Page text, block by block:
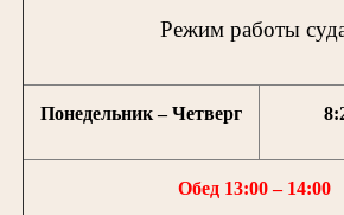
Режим работы
Понедельник – Четверг
Обед 13:00 – 14:00